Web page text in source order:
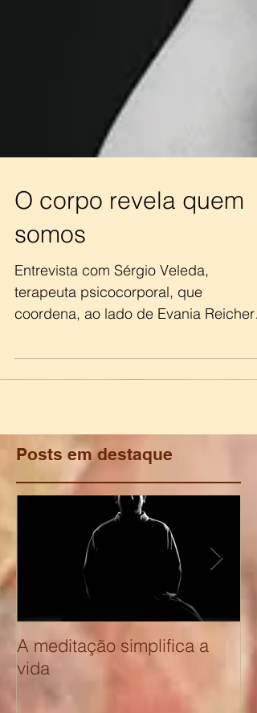
O corpo revela quem
somos
Entrevista com Sérgio Veleda,
terapeuta psicocorporal, que
a formação Corpo e Identidade -
educação...
Posts em destaque
A meditação simplifica a
vida